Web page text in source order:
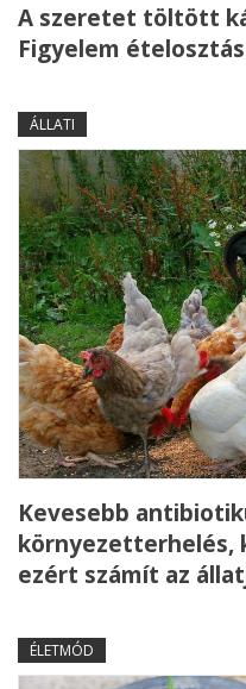
A szeretet töltött
Figyelem
ÁLLATI
Kevesebb
környezetterhelés,
ezért számít az
ÉLETMÓD